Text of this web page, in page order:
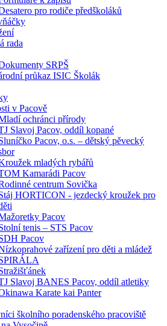
pro rodiče předškoláků
rada
SRPŠ
průkaz ISIC Školák
v Pacově
ochránci přírody
Slavoj Pacov, oddíl kopané
Pacov, o.s. – dětský pěvecký
mladých rybářů
Kamarádi Pacov
centrum Sovička
HORTICON - jezdecký kroužek pro
Pacov
tenis – STS Pacov
Pacov
zařízení pro děti a mládež
Slavoj BANES Pacov, oddíl atletiky
Karate kai Panter
školního poradenského pracoviště